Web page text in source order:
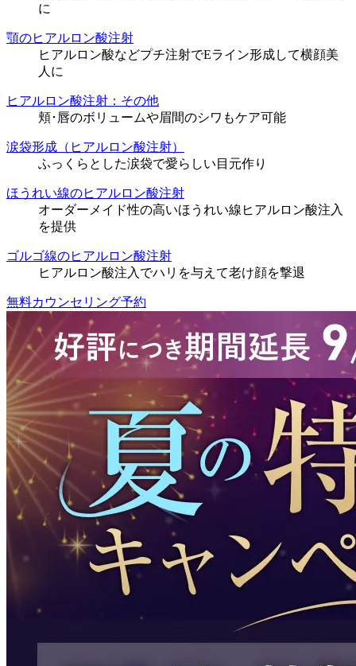
に
顎のヒアルロン酸注射
ヒアルロン酸などプチ注射でEライン形成して横顔美
人に
ヒアルロン酸注射：その他
頬･唇のボリュームや眉間のシワもケア可能
涙袋形成（ヒアルロン酸注射）
ふっくらとした涙袋で愛らしい目元作り
ほうれい線のヒアルロン酸注射
オーダーメイド性の高いほうれい線ヒアルロン酸注入
を提供
ゴルゴ線のヒアルロン酸注射
ヒアルロン酸注入でハリを与えて老け顔を撃退
無料カウンセリング予約